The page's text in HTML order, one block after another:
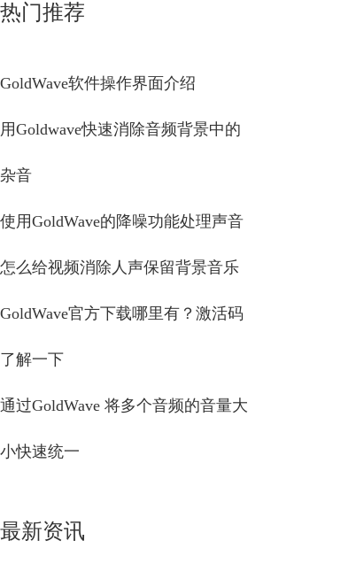
热门推荐
GoldWave软件操作界面介绍
用Goldwave快速消除音频背景中的
杂音
使用GoldWave的降噪功能处理声音
怎么给视频消除人声保留背景音乐
GoldWave官方下载哪里有？激活码
了解一下
通过GoldWave 将多个音频的音量大
小快速统一
最新资讯